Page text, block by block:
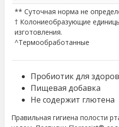
** Суточная норма не
† Колониеобразующие
изготовления.
^Термообработанные
Пробиотик для
Пищевая добавка
Не содержит глютена
Правильная гигиена полости